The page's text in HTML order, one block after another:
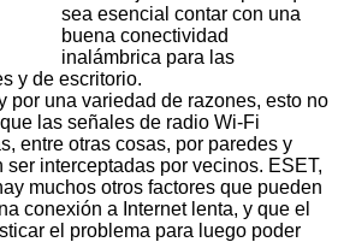
sea esencial contar con una
buena conectividad
inalámbrica para las
y de escritorio.
por una variedad de razones, esto no
las señales de radio Wi-Fi
entre otras cosas, por paredes y
ser interceptadas por vecinos. ESET,
muchos otros factores que pueden
conexión a Internet lenta, y que el
el problema para luego poder